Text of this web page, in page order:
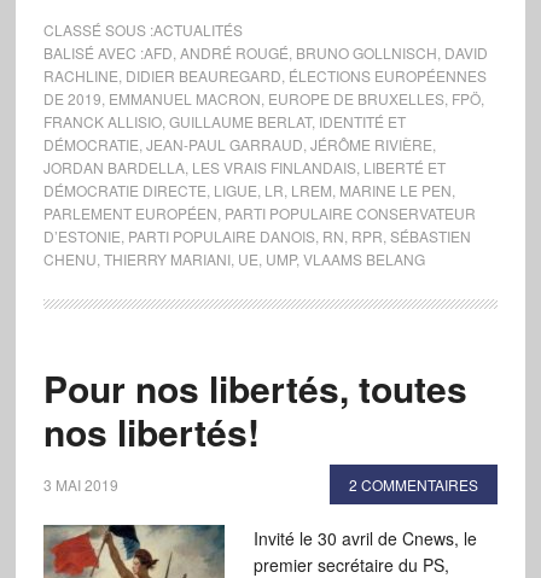
CLASSÉ SOUS :ACTUALITÉS
BALISÉ AVEC :AFD ANDRÉ ROUGÉ BRUNO GOLLNISCH DAVID
RACHLINE DIDIER BEAUREGARD ÉLECTIONS EUROPÉENNES
DE 2019 EMMANUEL MACRON EUROPE DE BRUXELLES, FPÖ,
FRANCK ALLISIO, GUILLAUME BERLAT, IDENTITÉ ET
DÉMOCRATIE JEAN-PAUL GARRAUD JÉRÔME RIVIÈRE
JORDAN BARDELLA, LES VRAIS FINLANDAIS, LIBERTÉ ET
DÉMOCRATIE DIRECTE LIGUE LR LREM MARINE LE PEN
PARLEMENT EUROPÉEN PARTI POPULAIRE CONSERVATEUR
D’ESTONIE PARTI POPULAIRE DANOIS, RN RPR SÉBASTIEN
CHENU THIERRY MARIANI, UE UMP, VLAAMS BELANG
Pour nos libertés, toutes
nos libertés!
3 MAI 2019 2 COMMENTAIRES
Invité le 30 avril de Cnews, le
premier secrétaire du PS,